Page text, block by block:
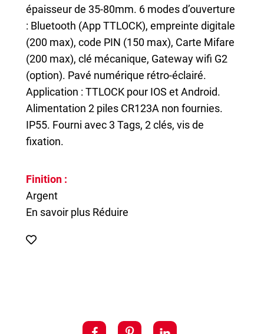
épaisseur de 35-80mm. 6 modes d’ouverture
: Bluetooth (App TTLOCK), empreinte digitale
(200 max), code PIN (150 max), Carte Mifare
(200 max), clé mécanique, Gateway wifi G2
(option). Pavé numérique rétro-éclairé.
Application : TTLOCK pour IOS et Android.
Alimentation 2 piles CR123A non fournies.
IP55. Fourni avec 3 Tags, 2 clés, vis de
fixation.
Finition :
Argent
En savoir plus Réduire